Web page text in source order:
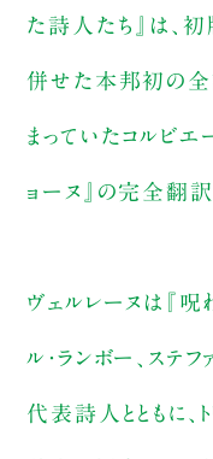
た詩人たち』は、初
併せた本邦初の全
まっていたコルビ
ョーヌ』の完全翻
ヴェルレーヌは『呪
ル・ランボー、ステ
代表詩人とともに、